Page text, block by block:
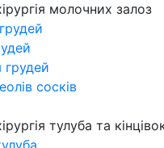
молочних залоз
сосків
тулуба та